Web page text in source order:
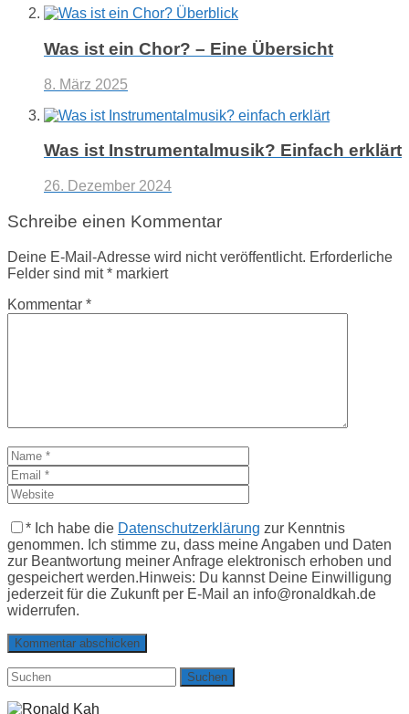
Was ist ein Chor? – Eine Übersicht
8. März 2025
Was ist Instrumentalmusik? Einfach erklärt
26. Dezember 2024
Schreibe einen Kommentar
Deine E-Mail-Adresse wird nicht veröffentlicht. Erforderliche
Felder sind mit* markiert
Kommentar *
* Ich habe die Datenschutzerklärung zur Kenntnis
genommen. Ich stimme zu, dass meine Angaben und Daten
zur Beantwortung meiner Anfrage elektronisch erhoben und
gespeichert werden.Hinweis: Du kannst Deine Einwilligung
jederzeit für die Zukunft per E-Mail an info@ronaldkah.de
widerrufen.
Suchen
nach: